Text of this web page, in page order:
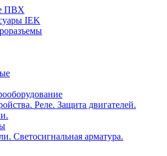
ПВХ
IEK
Реле. Защита двигателей.
Светосигнальная арматура.